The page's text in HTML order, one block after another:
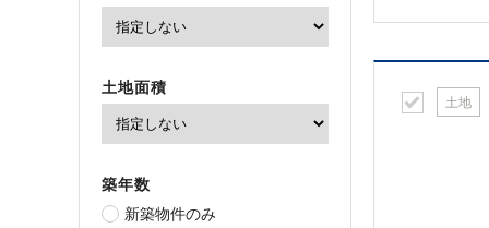
土地面積
築年数
新築物件のみ
土地